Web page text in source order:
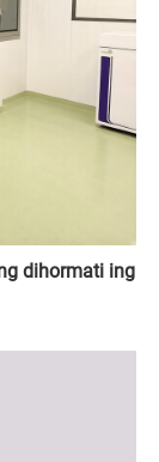
dihormati ing